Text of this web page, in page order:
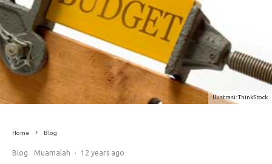
Ilustrasi: ThinkStock
Home Blog
Blog Muamalah · 12 years ago